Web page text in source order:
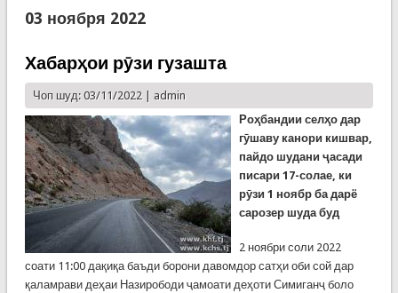
03 ноября 2022
Хабарҳои рӯзи гузашта
Чоп шуд: 03/11/2022 | admin
Роҳбандии селҳо дар
гӯшаву канори кишвар,
пайдо шудани ҷасади
писари 17-солае, ки
рӯзи 1 ноябр ба дарё
сарозер шуда буд
2 ноябри соли 2022
соати 11:00 дақиқа баъди борони давомдор сатҳи оби сой дар
қаламрави деҳаи Назирободи ҷамоати деҳоти Симиганҷ боло